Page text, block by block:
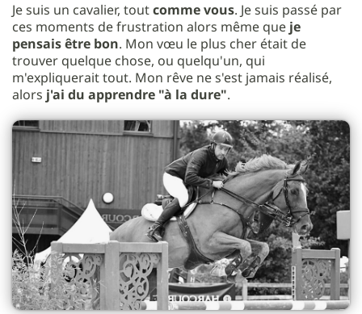
Je suis un cavalier, toutcomme vous. Je suis passé par
ces moments de frustration alors même que je
pensais être bon. Mon vœu le plus cher était de
trouver quelque chose, ou quelqu'un, qui
m'expliquerait tout. Mon rêve ne s'est jamais réalisé,
alors j'ai du apprendre "à la dure".